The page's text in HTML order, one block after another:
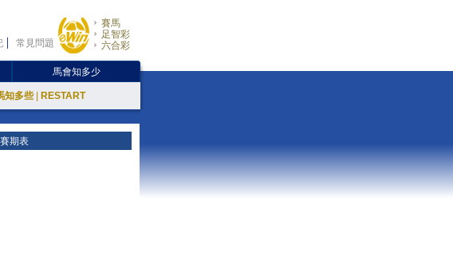
常見問題
賽馬
足智彩
六合彩
馬會知多少
知多些 RESTART
賽期表